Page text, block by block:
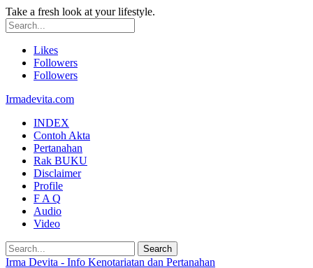
Take a fresh look at your lifestyle.
Likes
Followers
Followers
Irmadevita.com
INDEX
Contoh Akta
Pertanahan
Rak BUKU
Disclaimer
Profile
F A Q
Audio
Video
Irma Devita - Info Kenotariatan dan Pertanahan